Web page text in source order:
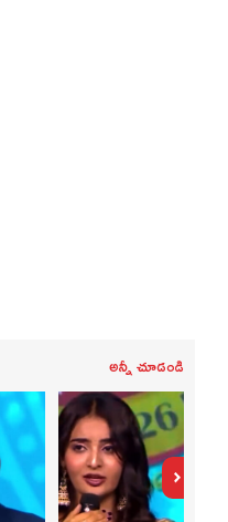
అన్నీ చూడండి